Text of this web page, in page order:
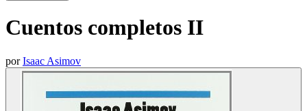
Cuentos completos II
porIsaac Asimov